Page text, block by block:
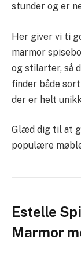
stunder og er
Her giver vi ti
marmor
og stilarter, så
finder både
der er helt
Glæd dig til at
populære
Estelle
Marmor